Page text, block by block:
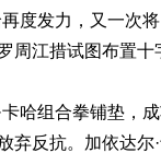
度发力，又一次
周江措试图布置
哈组合拳铺垫，
弃反抗。加依达尔